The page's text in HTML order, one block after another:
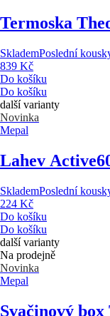
Termoska
SklademPoslední
839 Kč
Do košíku
Do košíku
další varianty
Novinka
Mepal
Lahev Active
SklademPoslední
224 Kč
Do košíku
Do košíku
další varianty
Na prodejně
Novinka
Mepal
Svačinový